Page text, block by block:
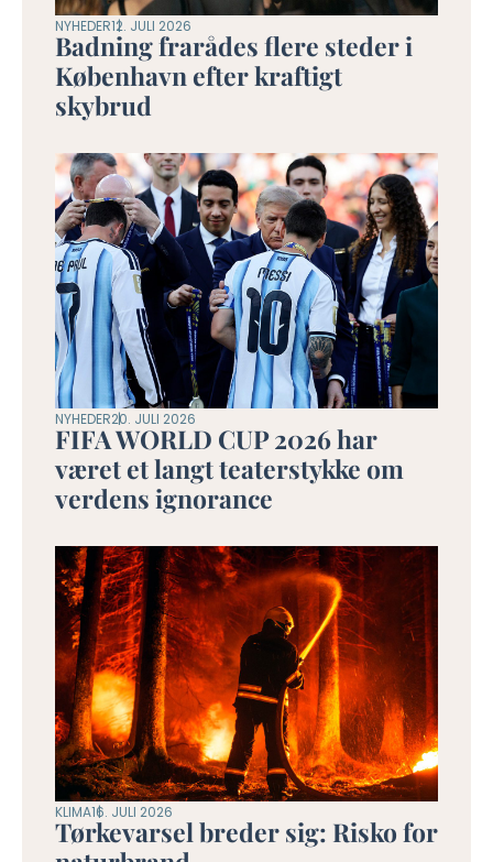
NYHEDER12. JULI 2026
Badning frarådes flere steder i
København efter kraftigt
skybrud
NYHEDER20. JULI 2026
FIFA WORLD CUP 2026 har
været et langt teaterstykke om
verdens ignorance
KLIMA16. JULI 2026
Tørkevarsel breder sig: Risko for